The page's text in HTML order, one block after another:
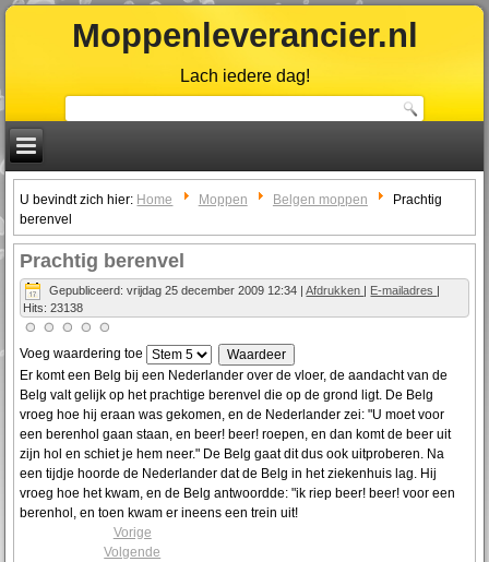
Moppenleverancier.nl
Lach iedere dag!
U bevindt zich hier: Home Moppen Belgen moppen
Prachtig
berenvel
Prachtig berenvel
Gepubliceerd: vrijdag 25 december 2009 12:34 |Afdrukken | E-mailadres |
Hits: 23138
Voeg waardering toe
Er komt een Belg bij een Nederlander over de vloer, de aandacht van de
Belg valt gelijk op het prachtige berenvel die op de grond ligt. De Belg
vroeg hoe hij eraan was gekomen, en de Nederlander zei: "U moet voor
een berenhol gaan staan, en beer! beer! roepen, en dan komt de beer uit
zijn hol en schiet je hem neer." De Belg gaat dit dus ook uitproberen. Na
een tijdje hoorde de Nederlander dat de Belg in het ziekenhuis lag. Hij
vroeg hoe het kwam, en de Belg antwoordde: "ik riep beer! beer! voor een
berenhol, en toen kwam er ineens een trein uit!
Vorige
Volgende